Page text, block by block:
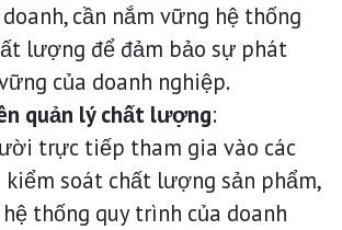
cần nắm vững hệ thống
lượng để đảm bảo sự phát
của doanh nghiệp.
quản lý chất lượng:
trực tiếp tham gia vào các
kiểm soát chất lượng sản phẩm,
thống quy trình của doanh